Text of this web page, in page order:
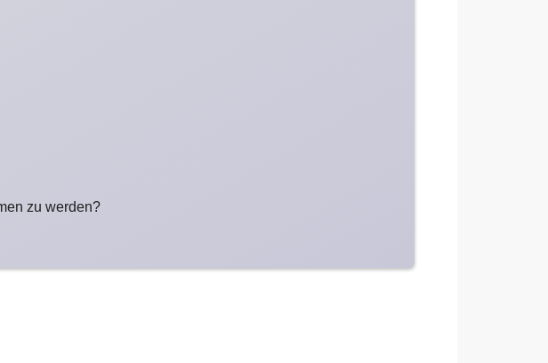
zu werden?